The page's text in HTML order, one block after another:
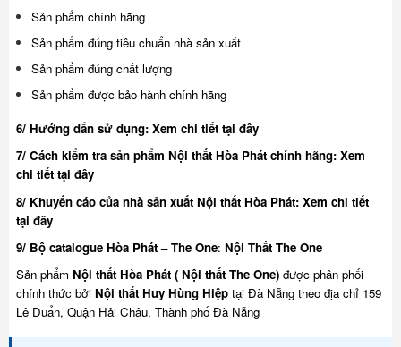
Sản phẩm chính hãng
Sản phẩm đúng tiêu chuẩn nhà sản xuất
Sản phẩm đúng chất lượng
Sản phẩm được bảo hành chính hãng
6/ Hướng dẩn sử dụng: Xem chi tiết tại đây
7/ Cách kiểm tra sản phẩm Nội thất Hòa Phát chính hãng: Xem
chi tiết tại đây
8/ Khuyến cáo của nhà sản xuất Nội thất Hòa Phát: Xem chi tiết
tại đây
9/ Bộ catalogue Hòa Phát – The One: Nội Thất The One
Sản phẩm Nội thất Hòa Phát ( Nội thất The One)được phân phối
chính thức bởi Nội thất Huy Hùng Hiệptại Đà Nẵng theo địa chỉ 159
Lê Duẩn, Quận Hải Châu, Thành phố Đà Nẵng